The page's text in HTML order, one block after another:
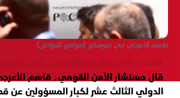
قاسم الأعرجي في موسكو (مواقع التواصل)
#قاسم الأعرجي#روسيا#مجلس الأمن الدولي
الدولي الثالث عشر لكبار المسؤولين